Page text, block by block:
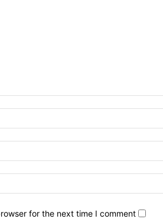
for the next time I comment.